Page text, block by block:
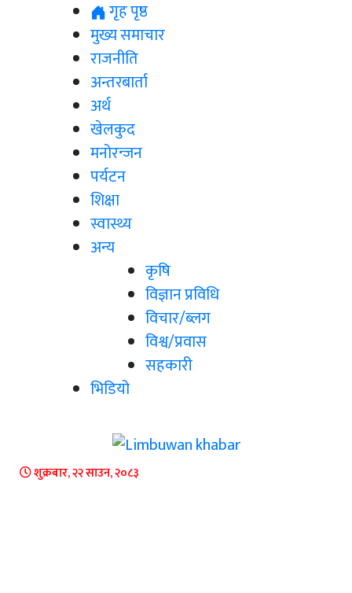
गृह पृष्ठ
मुख्य समाचार
राजनीति
अन्तरबार्ता
अर्थ
खेलकुद
मनोरन्जन
पर्यटन
शिक्षा
स्वास्थ्य
अन्य
कृषि
विज्ञान प्रविधि
विचार/ब्लग
विश्व/प्रवास
सहकारी
भिडियो
शुक्रबार, २२ साउन, २०८३